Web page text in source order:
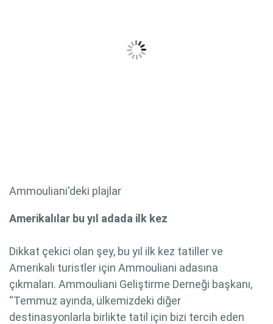
Ammouliani'deki plajlar
Amerikalılar bu yıl adada ilk kez
Dikkat çekici olan şey, bu yıl ilk kez tatiller ve
Amerikalı turistler için Ammouliani adasına
çıkmaları. Ammouliani Geliştirme Derneği başkanı,
“Temmuz ayında, ülkemizdeki diğer
destinasyonlarla birlikte tatil için bizi tercih eden